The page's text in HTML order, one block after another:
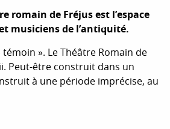
romain de Fréjus est l’espace
musiciens de l’antiquité.
». Le Théâtre Romain de
Peut-être construit dans un
à une période imprécise, au